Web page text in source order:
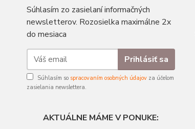
Súhlasím zo zasielaní informačných
newsletterov. Rozosielka maximálne 2x
do mesiaca
Prihlásiť sa
Súhlasím so spracovaním osobných údajov za účelom
zasielania newslettera.
AKTUÁLNE MÁME V PONUKE: